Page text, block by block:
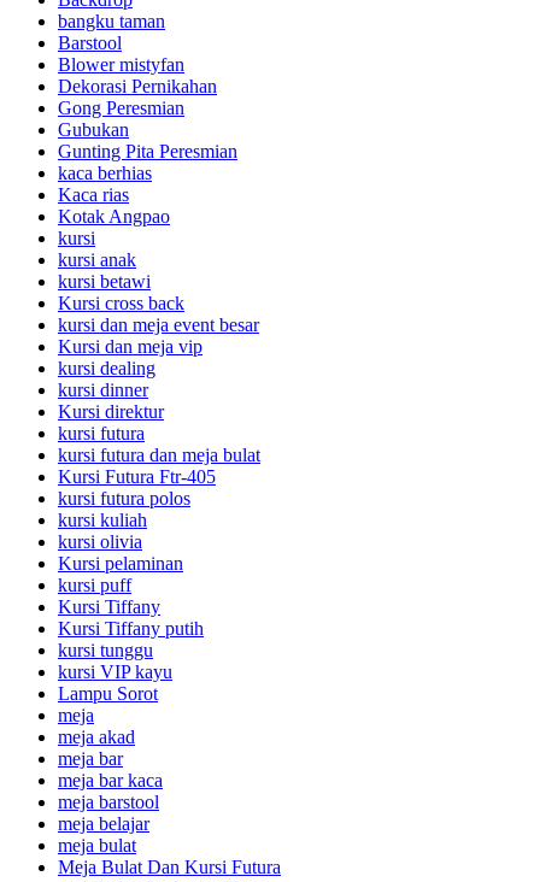
bangku taman
Barstool
Blower mistyfan
Dekorasi Pernikahan
Gong Peresmian
Gubukan
Gunting Pita Peresmian
kaca berhias
Kaca rias
Kotak Angpao
kursi
kursi anak
kursi betawi
Kursi cross back
kursi dan meja event besar
Kursi dan meja vip
kursi dealing
kursi dinner
Kursi direktur
kursi futura
kursi futura dan meja bulat
Kursi Futura Ftr-405
kursi futura polos
kursi kuliah
kursi olivia
Kursi pelaminan
kursi puff
Kursi Tiffany
Kursi Tiffany putih
kursi tunggu
kursi VIP kayu
Lampu Sorot
meja
meja akad
meja bar
meja bar kaca
meja barstool
meja belajar
meja bulat
Meja Bulat Dan Kursi Futura